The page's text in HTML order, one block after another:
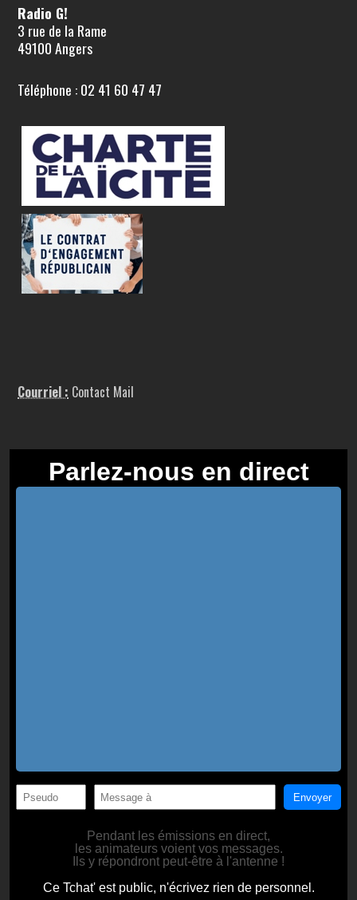
Radio G!
3 rue de la Rame
49100 Angers
Téléphone : 02 41 60 47 47
Courriel : Contact Mail